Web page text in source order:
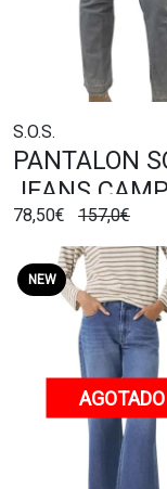
S.O.S.
PANTALON
JEANS CAMPANA
DE RAYAS
78,50€ 157,0€
NEW
AGOTADO